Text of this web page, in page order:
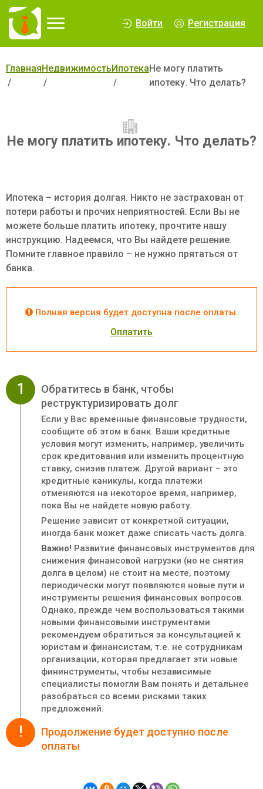
Войти Регистрация
ГлавнаяНедвижимостьИпотекаНе могу платить
ипотеку. Что делать?
Не могу платить ипотеку. Что делать?
Ипотека – история долгая. Никто не застрахован от
потери работы и прочих неприятностей. Если Вы не
можете больше платить ипотеку, прочтите нашу
инструкцию. Надеемся, что Вы найдете решение.
Помните главное правило – не нужно прятаться от
банка.
Полная версия будет доступна после оплаты.
Оплатить
1
Обратитесь в банк, чтобы
реструктуризировать долг
Если у Вас временные финансовые трудности,
сообщите об этом в банк. Ваши кредитные
условия могут изменить, например, увеличить
срок кредитования или изменить процентную
ставку, снизив платеж. Другой вариант – это
кредитные каникулы, когда платежи
отменяются на некоторое время, например,
пока Вы не найдете новую работу.
Решение зависит от конкретной ситуации,
иногда банк может даже списать часть долга.
Важно! Развитие финансовых инструментов для
снижения финансовой нагрузки (но не снятия
долга в целом) не стоит на месте, поэтому
периодически могут появляются новые пути и
инструменты решения финансовых вопросов.
Однако, прежде чем воспользоваться такими
новыми финансовыми инструментами
рекомендуем обратиться за консультацией к
юристам и финансистам, т.е. не сотрудникам
организации, которая предлагает эти новые
фининструменты, чтобы независимые
специалисты помогли Вам понять и детальнее
разобраться со всеми рисками таких
предложений.
!
Продолжение будет доступно после
оплаты